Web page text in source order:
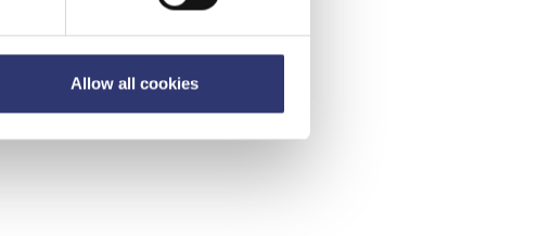
Allow all cookies